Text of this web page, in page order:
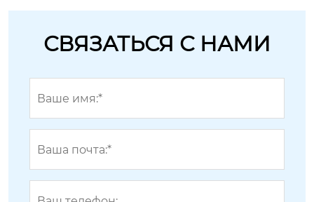
СВЯЗАТЬСЯ С НАМИ